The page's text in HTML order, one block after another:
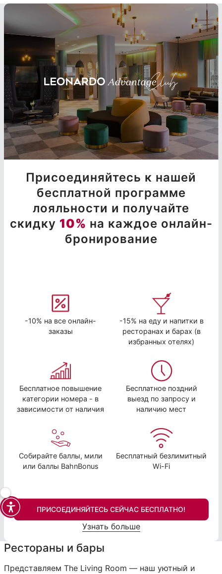
Присоединяйтесь к нашей
бесплатной программе
лояльности и получайте
скидку 10% на каждое онлайн-
бронирование
-10% на все онлайн-
заказы
-15% на еду и напитки в
ресторанах и барах (в
избранных отелях)
Бесплатное повышение
категории номера - в
зависимости от наличия
Бесплатное поздний
выезд по запросу и
наличию мест
Собирайте баллы, мили
или баллы BahnBonus
Бесплатный безлимитный
Wi-Fi
ПРИСОЕДИНЯЙТЕСЬ СЕЙЧАС БЕСПЛАТНО!
Узнать больше
Рестораны и бары
Представляем The Living Room — наш уютный и